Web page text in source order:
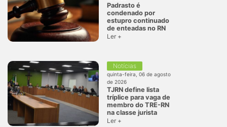
Padrasto é
condenado por
estupro continuado
de enteadas no RN
Ler +
Notícias
quinta-feira, 06 de agosto
de 2026
TJRN define lista
tríplice para vaga de
membro do TRE-RN
na classe jurista
Ler +